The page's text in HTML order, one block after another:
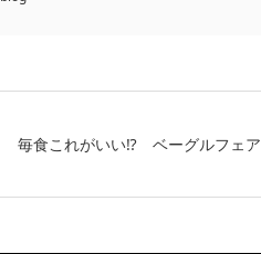
毎食これがいい⁉ ベーグルフェア